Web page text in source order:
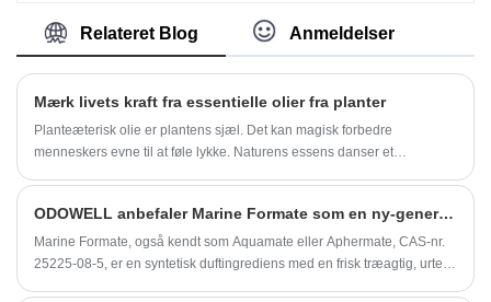
Relateret Blog Anmeldelser
Mærk livets kraft fra essentielle olier fra planter
Planteæterisk olie er plantens sjæl. Det kan magisk forbedre
menneskers evne til at føle lykke. Naturens essens danser et
trøster også sindet ud fra et følelsesmæssigt behov.
ODOWELL anbefaler Marine Formate som en ny-generations Marine Woody Aroma-ingrediens
Marine Formate, også kendt som Aquamate eller Aphermate, CAS-nr.
25225-08-5, er en syntetisk duftingrediens med en frisk træagtig, urte-,